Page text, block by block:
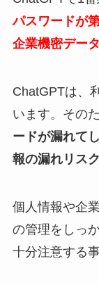
パスワードが
企業機密デー
ChatGPTは、
います。そのた
ードが漏れて
報の漏れリス
個人情報や企
の管理をしっ
十分注意する